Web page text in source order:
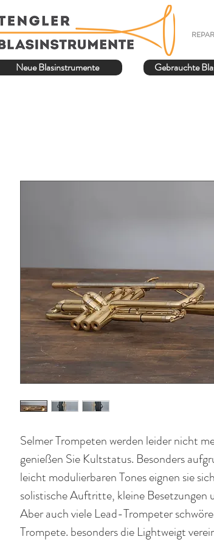
Neue Blasinstrumente Gebrauchte
Selmer Trompeten werden leider nicht
genießen Sie Kultstatus. Besonders
leicht modulierbaren Tones eignen sie
solistische Auftritte, kleine Besetzungen
Aber auch viele Lead-Trompeter
Trompete. besonders die Lightweigt